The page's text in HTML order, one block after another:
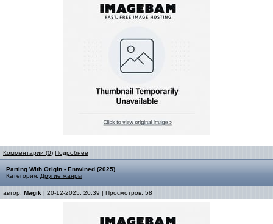
Комментарии (0) Подробнее
Parting With Origin - Entwined (2025)
Категория: Другие жанры
автор: Magik | 20-12-2025, 20:39 | Просмотров: 58